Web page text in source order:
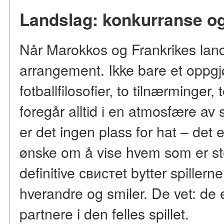
Landslag: konkurranse
Når Marokkos og Frankrikes
arrangement. Ikke bare et
fotballfilosofier, to tilnærminger,
foregår alltid i en atmosfære av
er det ingen plass for hat – det
ønske om å vise hvem som er
definitive свистet bytter
hverandre og smiler. De vet: de
partnere i den felles spillet.